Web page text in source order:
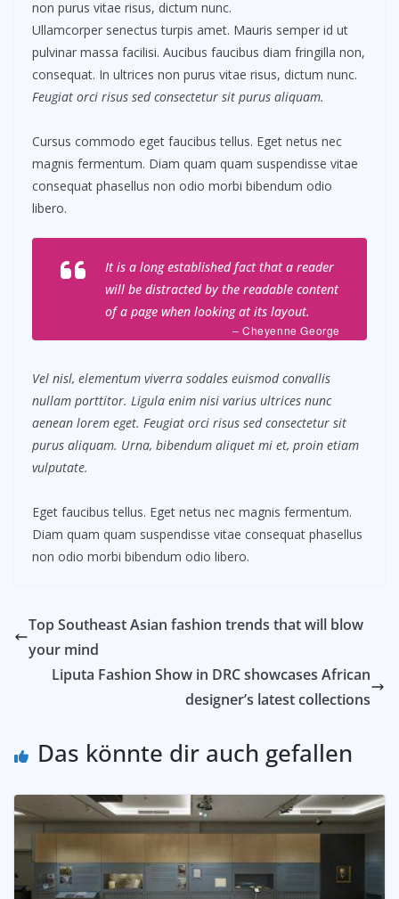
non purus vitae risus, dictum nunc.
Ullamcorper senectus turpis amet. Mauris semper id ut
pulvinar massa facilisi. Aucibus faucibus diam fringilla non,
consequat. In ultrices non purus vitae risus, dictum nunc.
Feugiat orci risus sed consectetur sit purus aliquam.
Cursus commodo eget faucibus tellus. Eget netus nec
magnis fermentum. Diam quam quam suspendisse vitae
consequat phasellus non odio morbi bibendum odio
libero.
It is a long established fact that a reader
will be distracted by the readable content
of a page when looking at its layout.
– Cheyenne George
Vel nisl, elementum viverra sodales euismod convallis
nullam porttitor. Ligula enim nisi varius ultrices nunc
aenean lorem eget. Feugiat orci risus sed consectetur sit
purus aliquam. Urna, bibendum aliquet mi et, proin etiam
vulputate.
Eget faucibus tellus. Eget netus nec magnis fermentum.
Diam quam quam suspendisse vitae consequat phasellus
non odio morbi bibendum odio libero.
Top Southeast Asian fashion trends that will blow
your mind
Liputa Fashion Show in DRC showcases African
designer’s latest collections
Das könnte dir auch gefallen